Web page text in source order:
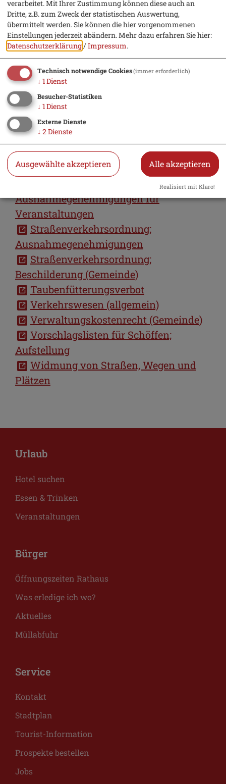
Benutzungsordnung
Organisationsaufgaben;
Informationen (Gemeinde)
Ortsrecht (allgemein)
Parkgebühren; Erhebung
Presse- und Öffentlichkeitsarbeit
(Gemeinde)
Sitzungsniederschriften (Gemeinde)
Sitzungsvorbereitung (Gemeinde)
Statistik (Gemeinde)
Stellenangebote (Gemeinde)
Ausnahmegenehmigungen für
Veranstaltungen
Straßenverkehrsordnung;
Ausnahmegenehmigungen
Straßenverkehrsordnung;
Beschilderung (Gemeinde)
Taubenfütterungsverbot
Verkehrswesen (allgemein)
Verwaltungskostenrecht (Gemeinde)
Vorschlagslisten für Schöffen;
Aufstellung
Widmung von Straßen, Wegen und
Plätzen
Urlaub
Hotel suchen
Essen & Trinken
Veranstaltungen
Bürger
Öffnungszeiten Rathaus
Was erledige ich wo?
Aktuelles
Müllabfuhr
Service
Kontakt
Stadtplan
Tourist-Information
Prospekte bestellen
Jobs
verarbeitet. Mit Ihrer Zustimmung können diese auch an
Dritte, z.B. zum Zweck der statistischen Auswertung,
übermittelt werden. Sie können die hier vorgenommenen
Einstellungen jederzeit abändern.Mehr dazu erfahren Sie hier:
Datenschutzerklärung/Impressum.
Technisch notwendige Cookies(immer erforderlich)
↓ 1Dienst
Besucher-Statistiken
↓ 1Dienst
Externe Dienste
↓ 2 Dienste
Ausgewählte akzeptieren Alle akzeptieren
Realisiert mit Klaro!